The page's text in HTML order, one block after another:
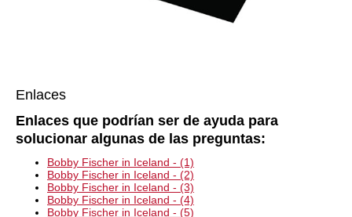
Enlaces
Enlaces que podrían ser de ayuda para
solucionar algunas de las preguntas:
Bobby Fischer in Iceland - (1)
Bobby Fischer in Iceland - (2)
Bobby Fischer in Iceland - (3)
Bobby Fischer in Iceland - (4)
Bobby Fischer in Iceland - (5)